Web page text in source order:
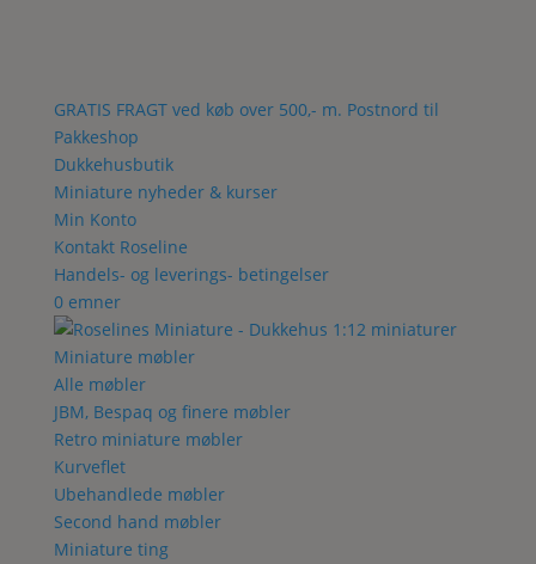
GRATIS FRAGT ved køb over 500,- m. Postnord til
Pakkeshop
Dukkehusbutik
Miniature nyheder & kurser
Min Konto
Kontakt Roseline
Handels- og leverings- betingelser
0 emner
Miniature møbler
Alle møbler
JBM, Bespaq og finere møbler
Retro miniature møbler
Kurveflet
Ubehandlede møbler
Second hand møbler
Miniature ting